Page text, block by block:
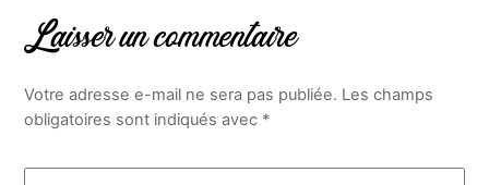
Laisser un commentaire
Votre adresse e-mail ne sera pas publiée. Les champs
obligatoires sont indiqués avec *